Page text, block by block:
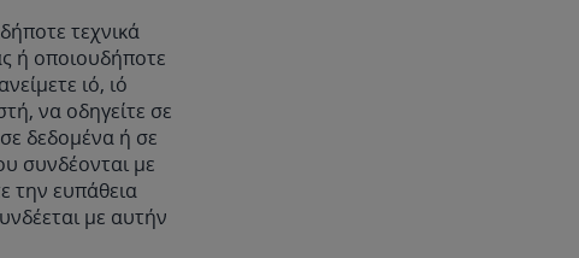
τεχνικά
ή οποιουδήποτε
ιό, ιό
να οδηγείτε σε
δεδομένα ή σε
συνδέονται με
την ευπάθεια
με αυτήν